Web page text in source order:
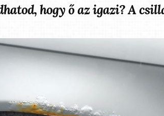
hogy ő az igazi? A